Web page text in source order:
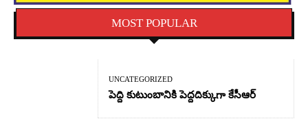
MOST POPULAR
UNCATEGORIZED
పెద్ది కుటుంబానికి పెద్దదిక్కుగా కేసీఆర్